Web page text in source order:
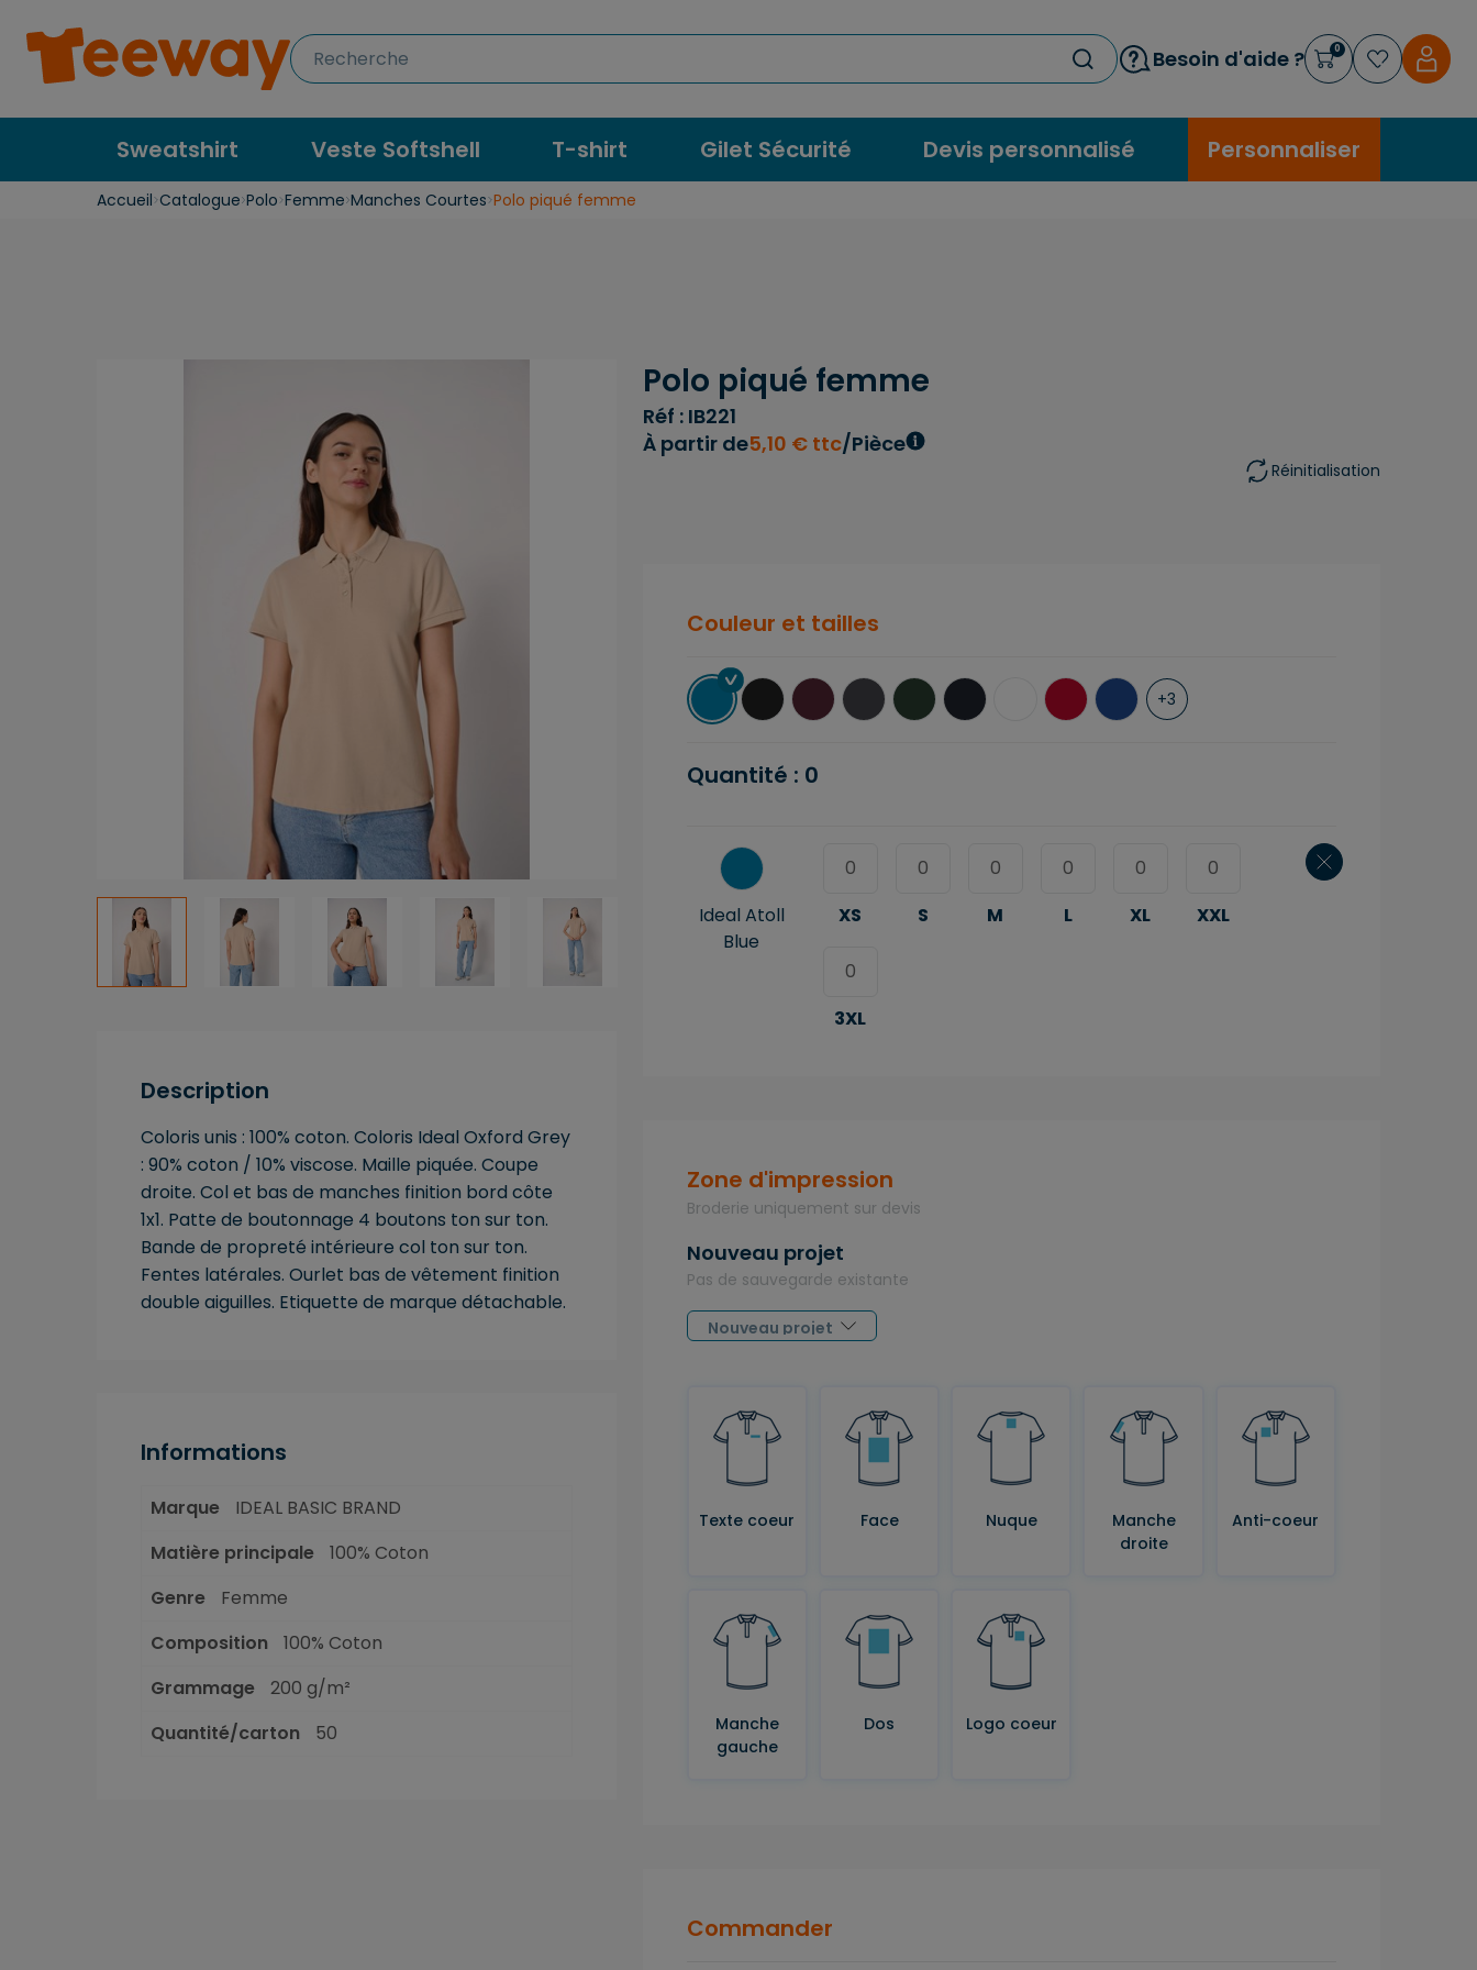
Besoin d'aide ? 0
Sweatshirt Veste Softshell T-shirt Gilet Sécurité Devis personnalisé Personnaliser
Accueil Catalogue Polo Femme Manches Courtes Polo piqué femme
Description
Coloris unis : 100% coton. Coloris Ideal Oxford Grey
: 90% coton / 10% viscose. Maille piquée. Coupe
droite. Col et bas de manches finition bord côte
1x1. Patte de boutonnage 4 boutons ton sur ton.
Bande de propreté intérieure col ton sur ton.
Fentes latérales. Ourlet bas de vêtement finition
double aiguilles. Etiquette de marque détachable.
Informations
Marque
IDEAL BASIC BRAND
Matière principale
100% Coton
Genre
Femme
Composition
100% Coton
Grammage
200 g/m²
Quantité/carton
50
Polo piqué femme
Réf : IB221
À partir de5,10 € ttc/Pièce
Réinitialisation
Couleur et tailles
+3
Quantité : 0
Ideal Atoll
Blue
XS S M L XL XXL
3XL
Zone d'impression
Broderie uniquement sur devis
Nouveau projet
Pas de sauvegarde existante
Texte coeur Face Nuque
Manche
droite
Anti-coeur
Manche
gauche
Dos Logo coeur
Commander